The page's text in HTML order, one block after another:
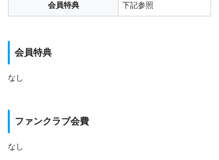
会員特典 下記参照
会員特典
なし
ファンクラブ会費
なし